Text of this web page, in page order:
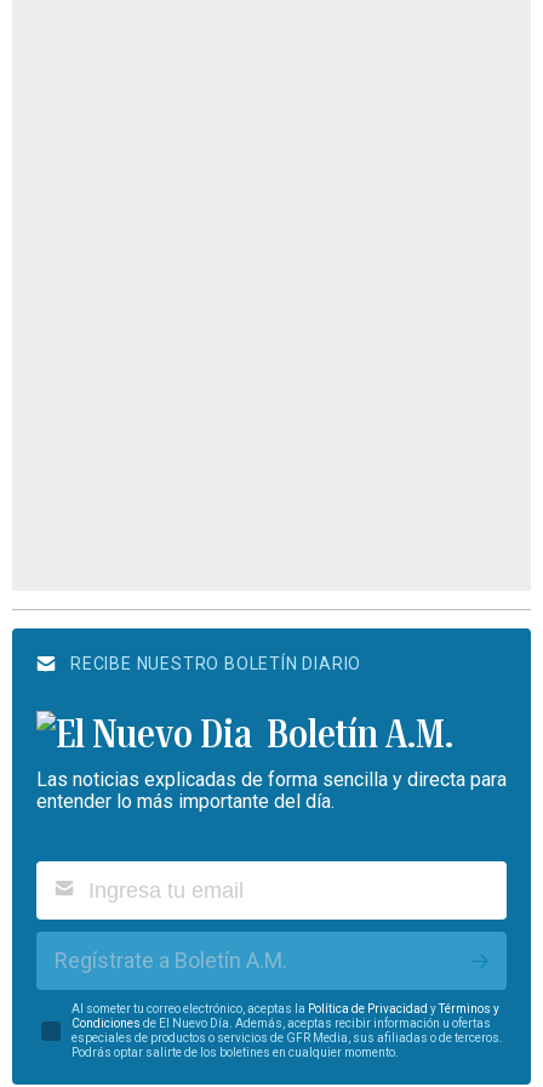
RECIBE NUESTRO BOLETÍN DIARIO
Boletín A.M.
Las noticias explicadas de forma sencilla y directa para
entender lo más importante del día.
Regístrate a Boletín A.M.
Al someter tu correo electrónico, aceptas la Política de Privacidad yTérminos y
Condiciones de El Nuevo Día. Además, aceptas recibir información u ofertas
especiales de productos o servicios de GFR Media, sus afiliadas o de terceros.
Podrás optar salirte de los boletines en cualquier momento.